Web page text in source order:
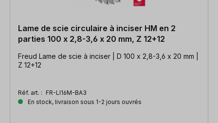
Lame de scie circulaire à inciser HM en 2
parties 100 x 2,8-3,6 x 20 mm, Z 12+12
Freud Lame de scie à inciser | D 100 x 2,8-3,6 x 20 mm |
Z 12+12
Réf. art. : FR-LI16M-BA3
En stock, livraison sous 1-2 jours ouvrés